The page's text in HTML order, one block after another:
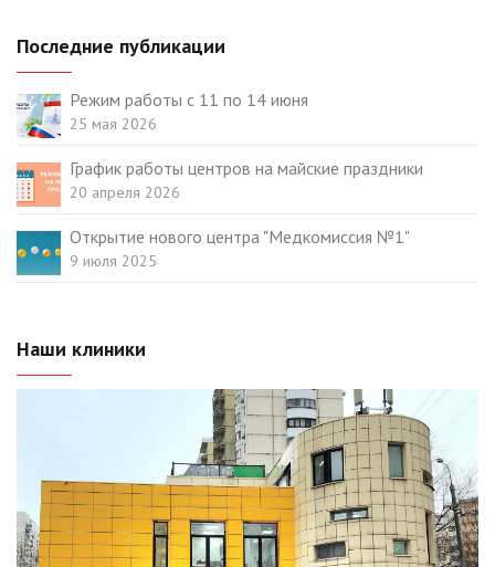
Последние публикации
Режим работы с 11 по 14 июня
25 мая 2026
График работы центров на майские праздники
20 апреля 2026
Открытие нового центра "Медкомиссия №1"
9 июля 2025
Наши клиники